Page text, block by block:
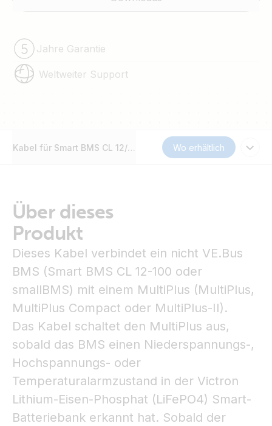
Jahre Garantie
Weltweiter Support
Kabel für Smart BMS CL 12/100 auf MultiPlus
Wo erhältlich
Über dieses
Produkt
Dieses Kabel verbindet ein nicht VE.Bus
BMS (Smart BMS CL 12-100 oder
smallBMS) mit einem MultiPlus (MultiPlus,
MultiPlus Compact oder MultiPlus-II).
Das Kabel schaltet den MultiPlus aus,
sobald das BMS einen Niederspannungs-,
Hochspannungs- oder
Temperaturalarmzustand in der Victron
Lithium-Eisen-Phosphat (LiFePO4) Smart-
Batteriebank erkannt hat. Sobald der